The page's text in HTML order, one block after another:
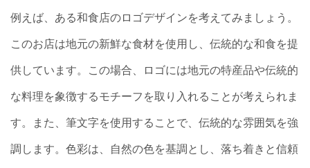
例えば、ある和食店のロゴデザインを考えてみましょう。
このお店は地元の新鮮な食材を使用し、伝統的な和食を提
供しています。この場合、ロゴには地元の特産品や伝統的
な料理を象徴するモチーフを取り入れることが考えられま
す。また、筆文字を使用することで、伝統的な雰囲気を強
調します。色彩は、自然の色を基調とし、落ち着きと信頼